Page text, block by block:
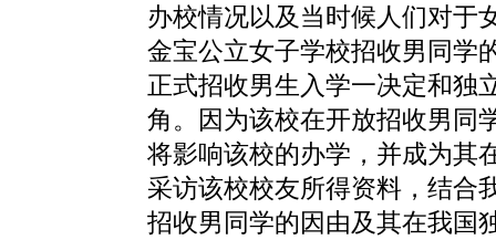
办校情况以及当时候人们对于
金宝公立女子学校招收男同学
正式招收男生入学一决定和独
角。因为该校在开放招收男同
将影响该校的办学，并成为其
采访该校校友所得资料，结合
招收男同学的因由及其在我国